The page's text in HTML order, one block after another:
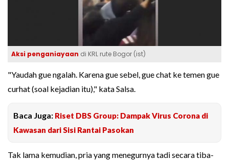
Aksi penganiayaan di KRL rute Bogor (ist)
"Yaudah gue ngalah. Karena gue sebel, gue chat ke temen gue
curhat (soal kejadian itu)," kata Salsa.
Baca Juga: Riset DBS Group: Dampak Virus Corona di
Kawasan dari Sisi Rantai Pasokan
Tak lama kemudian, pria yang menegurnya tadi secara tiba-